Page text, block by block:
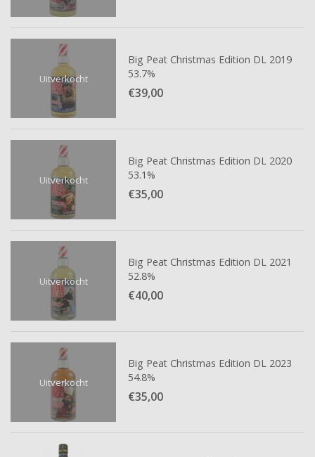
Uitverkocht
Big Peat Christmas Edition DL 2019
53.7%
€39,00
Uitverkocht
Big Peat Christmas Edition DL 2020
53.1%
€35,00
Uitverkocht
Big Peat Christmas Edition DL 2021
52.8%
€40,00
Uitverkocht
Big Peat Christmas Edition DL 2023
54.8%
€35,00